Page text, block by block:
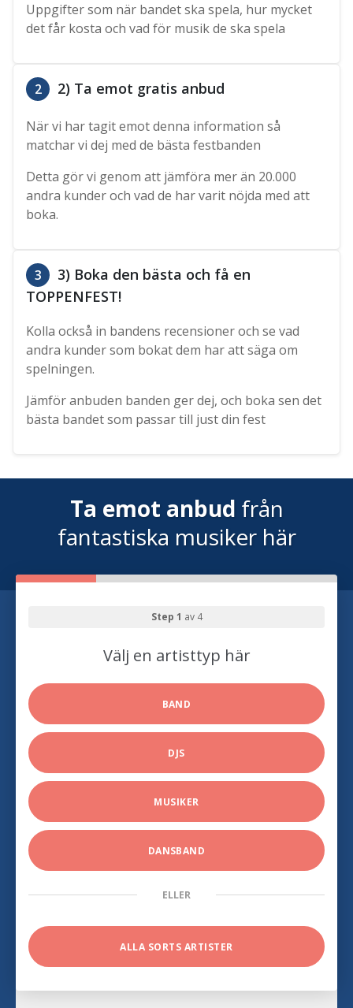
Uppgifter som när bandet ska spela, hur mycket
det får kosta och vad för musik de ska spela
2 2) Ta emot gratis anbud
När vi har tagit emot denna information så
matchar vi dej med de bästa festbanden
Detta gör vi genom att jämföra mer än 20.000
andra kunder och vad de har varit nöjda med att
boka.
3
3) Boka den bästa och få en
TOPPENFEST!
Kolla också in bandens recensioner och se vad
andra kunder som bokat dem har att säga om
spelningen.
Jämför anbuden banden ger dej, och boka sen det
bästa bandet som passar till just din fest
Ta emot anbud från
fantastiska musiker här
Step 1 av 4
Välj en artisttyp här
BAND
DJS
MUSIKER
DANSBAND
ELLER
ALLA SORTS ARTISTER